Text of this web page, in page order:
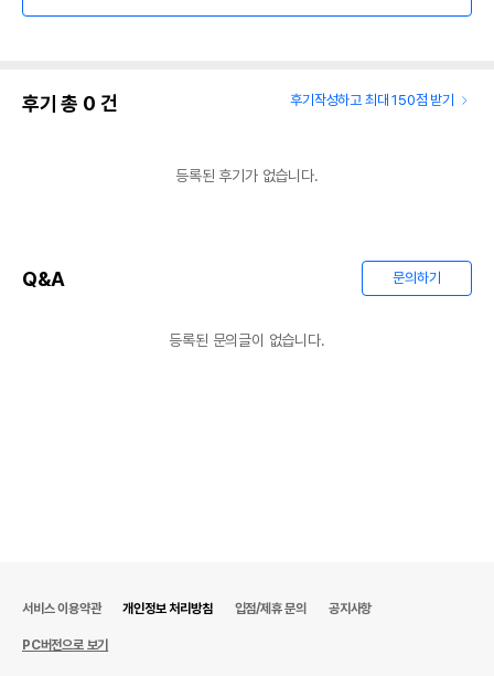
후기 총 0 건 후기작성하고 최대 150점 받기
등록된 후기가 없습니다.
Q&A 문의하기
등록된 문의글이 없습니다.
서비스 이용약관 개인정보 처리방침 입점/제휴 문의 공지사항
PC버전으로 보기